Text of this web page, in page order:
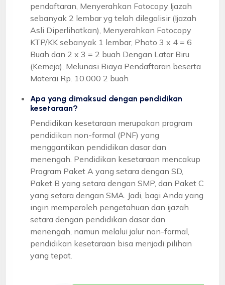
pendaftaran, Menyerahkan Fotocopy Ijazah
sebanyak 2 lembar yg telah dilegalisir (Ijazah
Asli Diperlihatkan), Menyerahkan Fotocopy
KTP/KK sebanyak 1 lembar, Photo 3 x 4 = 6
Buah dan 2 x 3 = 2 buah Dengan Latar Biru
(Kemeja), Melunasi Biaya Pendaftaran beserta
Materai Rp. 10.000 2 buah
Apa yang dimaksud dengan pendidikan
kesetaraan?
Pendidikan kesetaraan merupakan program
pendidikan non-formal (PNF) yang
menggantikan pendidikan dasar dan
menengah. Pendidikan kesetaraan mencakup
Program Paket A yang setara dengan SD,
Paket B yang setara dengan SMP, dan Paket C
yang setara dengan SMA. Jadi, bagi Anda yang
ingin memperoleh pengetahuan dan ijazah
setara dengan pendidikan dasar dan
menengah, namun melalui jalur non-formal,
pendidikan kesetaraan bisa menjadi pilihan
yang tepat.